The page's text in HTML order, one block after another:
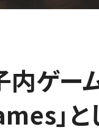
ゲー
」